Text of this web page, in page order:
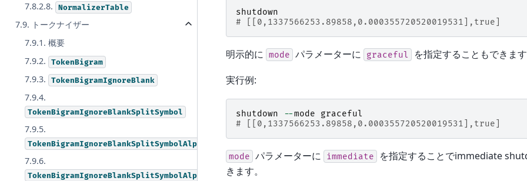
7.8.2.8. NormalizerTable
7.9. トークナイザー
7.9.1. 概要
7.9.2.
TokenBigram
7.9.3. TokenBigramIgnoreBlank
7.9.4.
TokenBigramIgnoreBlankSplitSymbol
7.9.5.
TokenBigramIgnoreBlankSplitSymbolAlpha
7.9.6.
TokenBigramIgnoreBlankSplitSymbolAlphaDigit
shutdown
# [[0,1337566253.89858,0.000355720520019531],true]
明示的に mode パラメーターに graceful を指定することもできます
実行例:
shutdown --mode
graceful
# [[0,1337566253.89858,0.000355720520019531],true]
mode パラメーターに immediate
を指定することでimmediate
きます。